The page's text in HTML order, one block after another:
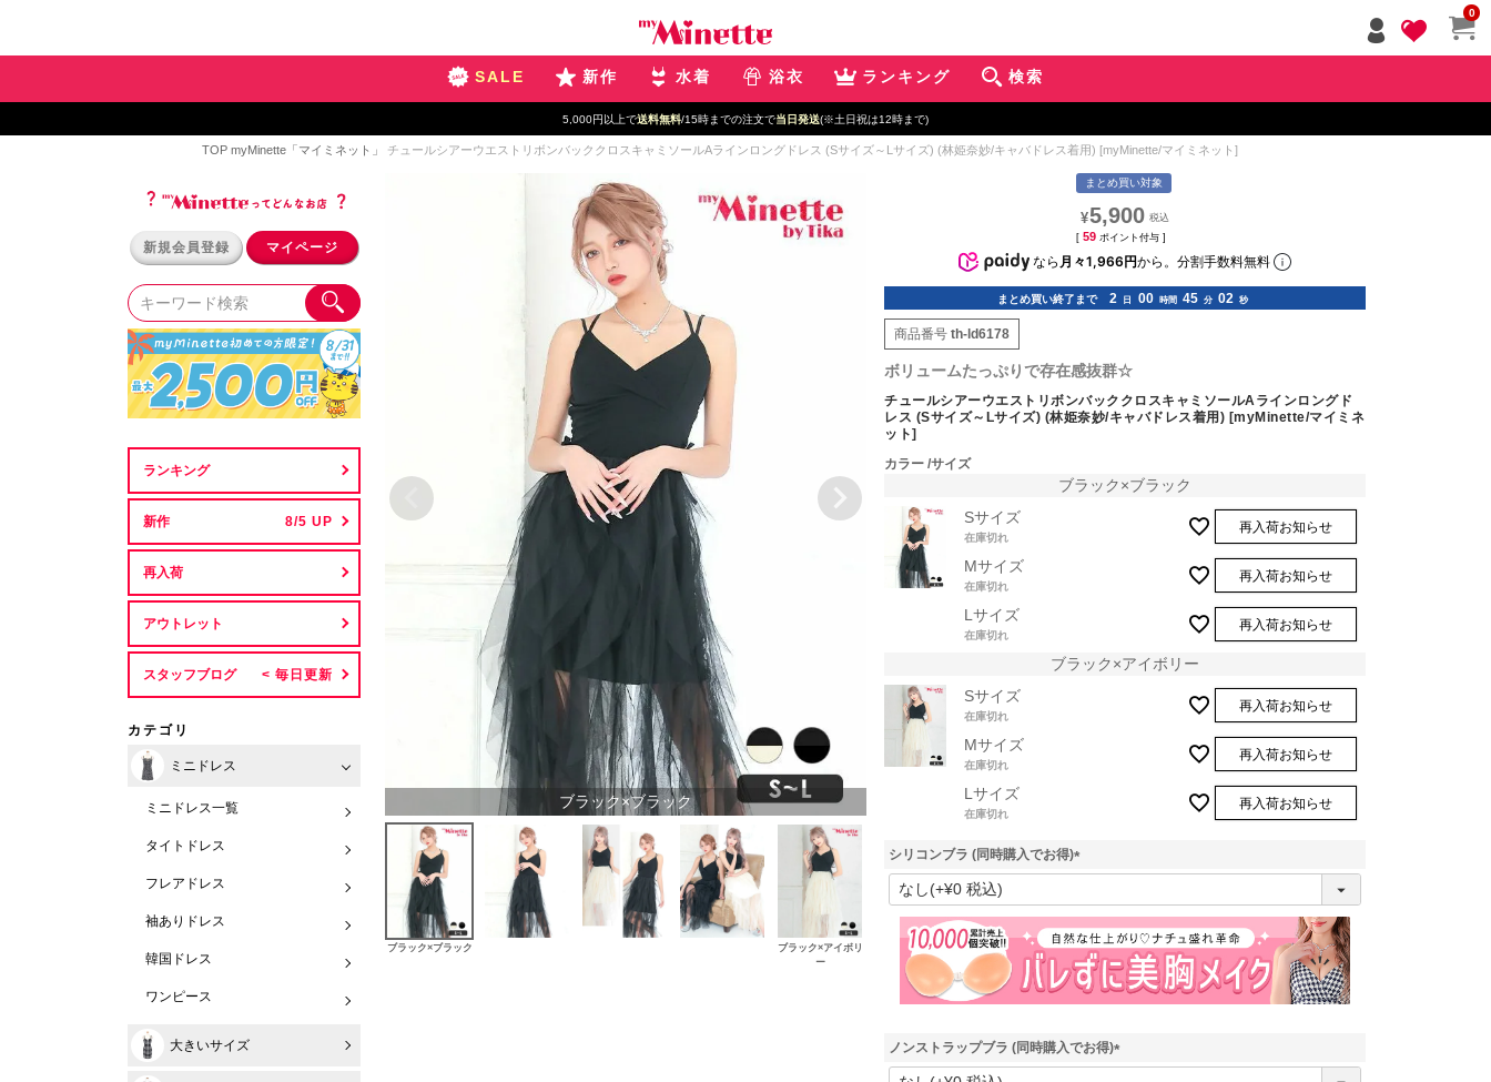
0
SALE 新作 水着 浴衣 ランキング 検索
5,000円以上で送料無料/15時までの注文で当日発送(※土日祝は12時まで)
TOP myMinette「マイミネット」 チュールシアーウエストリボンバッククロスキャミソールAラインロングドレス (Sサイズ～Lサイズ) (林姫奈妙/キャバドレス着用) [myMinette/マイミネット]
新規会員登録 マイページ
ランキング
新作
再入荷
アウトレット
スタッフブログ
カテゴリ
ミニドレス
ミニドレス一覧
タイトドレス
フレアドレス
袖ありドレス
韓国ドレス
ワンピース
大きいサイズ
ブラック×ブラック
ブラック×ブラック
ブラック×アイボリ
ー
まとめ買い対象
¥5,900
[ 59 ポイント付与 ]
なら 月々1,966円から。分割手数料無料
まとめ買い終了まで 2 日 00 時間 45 分 01 秒
商品番号 th-ld6178
ボリュームたっぷりで存在感抜群☆
チュールシアーウエストリボンバッククロスキャミソールAラインロングド
レス (Sサイズ～Lサイズ) (林姫奈妙/キャバドレス着用) [myMinette/マイミネ
ット]
カラー サイズ
ブラック×ブラック
Sサイズ
在庫切れ
再入荷お知らせ
Mサイズ
在庫切れ
再入荷お知らせ
Lサイズ
在庫切れ
再入荷お知らせ
ブラック×アイボリー
Sサイズ
在庫切れ
再入荷お知らせ
Mサイズ
在庫切れ
再入荷お知らせ
Lサイズ
在庫切れ
再入荷お知らせ
シリコンブラ (同時購入でお得)
(
須
)
ノンストラップブラ (同時購入でお得)
(
ジト
ップ